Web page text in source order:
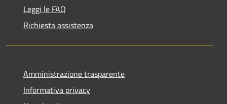
Leggi le FAQ
Richiesta assistenza
Amministrazione trasparente
Informativa privacy